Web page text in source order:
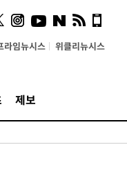
라임뉴시스 위클리뉴시스
제보
스마트폰 액세서리에
더했다